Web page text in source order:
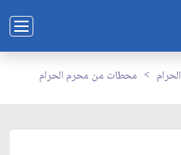
محطات من محرم الحرام